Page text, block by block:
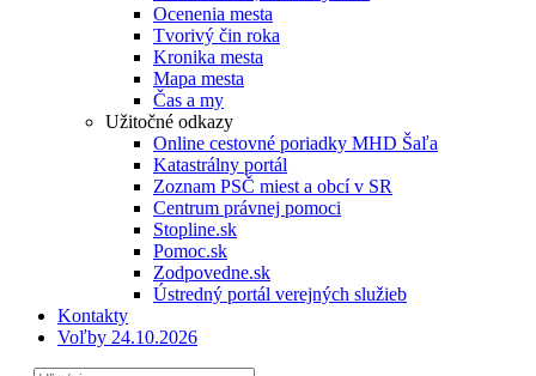
Ocenenia mesta
Tvorivý čin roka
Kronika mesta
Mapa mesta
Čas a my
Užitočné odkazy
Online cestovné poriadky MHD Šaľa
Katastrálny portál
Zoznam PSČ miest a obcí v SR
Centrum právnej pomoci
Stopline.sk
Pomoc.sk
Zodpovedne.sk
Ústredný portál verejných služieb
Kontakty
Voľby 24.10.2026